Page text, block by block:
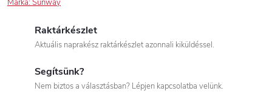
Márka: Sunway
Raktárkészlet
Aktuális naprakész raktárkészlet azonnali kiküldéssel.
Segítsünk?
Nem biztos a választásban? Lépjen kapcsolatba velünk.